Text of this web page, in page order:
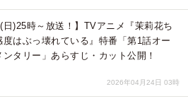
(日)25時～放送！】TVアニメ『茉莉花ち
度はぶっ壊れている』特番「第1話オー
タリー」あらすじ・カット公開！
2026年04月24日 03時